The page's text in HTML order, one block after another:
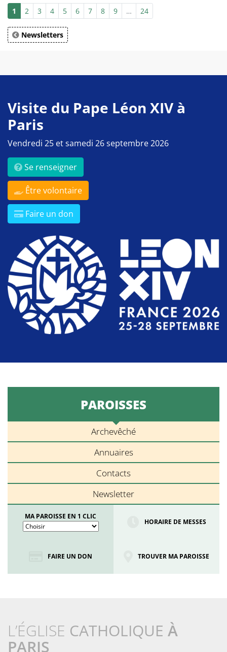
1 2 3 4 5 6 7 8 9 … 24
Newsletters
Visite du Pape Léon XIV à
Paris
Vendredi 25 et samedi 26 septembre 2026
Se renseigner
Être volontaire
Faire un don
PAROISSES
Archevêché
Annuaires
Contacts
Newsletter
MA PAROISSE EN 1 CLIC
HORAIRE DE MESSES
FAIRE UN DON TROUVER MA PAROISSE
L’ÉGLISE CATHOLIQUE À
PARIS